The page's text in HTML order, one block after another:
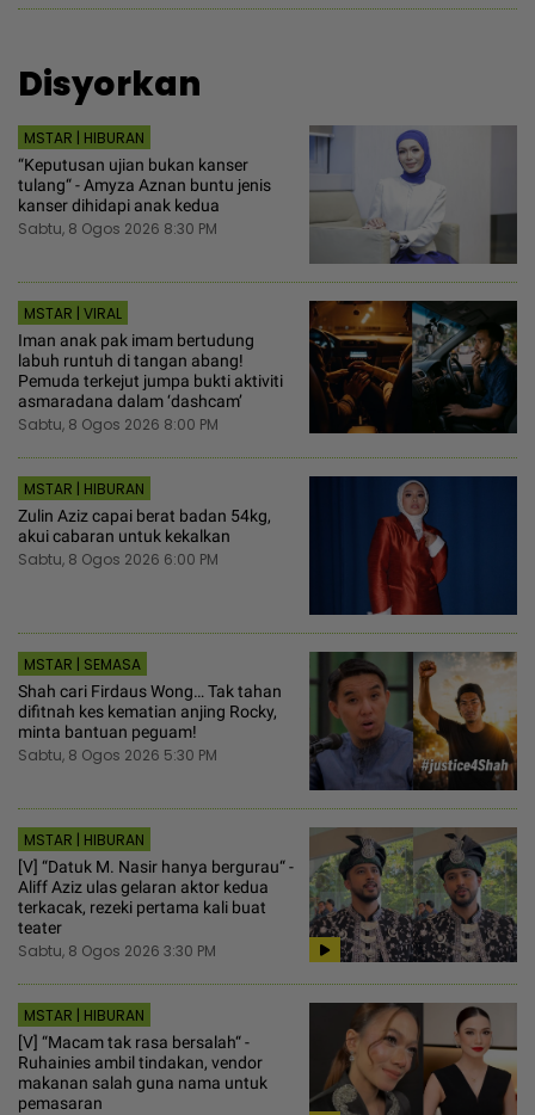
Disyorkan
MSTAR | HIBURAN
“Keputusan ujian bukan kanser
tulang“ - Amyza Aznan buntu jenis
kanser dihidapi anak kedua
Sabtu, 8 Ogos 2026 8:30 PM
MSTAR | VIRAL
Iman anak pak imam bertudung
labuh runtuh di tangan abang!
Pemuda terkejut jumpa bukti aktiviti
asmaradana dalam ‘dashcam’
Sabtu, 8 Ogos 2026 8:00 PM
MSTAR | HIBURAN
Zulin Aziz capai berat badan 54kg,
akui cabaran untuk kekalkan
Sabtu, 8 Ogos 2026 6:00 PM
MSTAR | SEMASA
Shah cari Firdaus Wong… Tak tahan
difitnah kes kematian anjing Rocky,
minta bantuan peguam!
Sabtu, 8 Ogos 2026 5:30 PM
MSTAR | HIBURAN
[V] “Datuk M. Nasir hanya bergurau“ -
Aliff Aziz ulas gelaran aktor kedua
terkacak, rezeki pertama kali buat
teater
Sabtu, 8 Ogos 2026 3:30 PM
MSTAR | HIBURAN
[V] “Macam tak rasa bersalah“ -
Ruhainies ambil tindakan, vendor
makanan salah guna nama untuk
pemasaran